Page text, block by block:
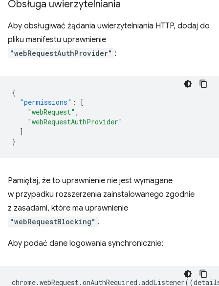
Obsługa uwierzytelniania
Aby obsługiwać żądania uwierzytelniania HTTP, dodaj do
pliku manifestu uprawnienie
"webRequestAuthProvider" :
{
"permissions" :
[
"webRequest" ,
"webRequestAuthProvider"
]
}
Pamiętaj, że to uprawnienie nie jest wymagane
w przypadku rozszerzenia zainstalowanego zgodnie
z zasadami, które ma uprawnienie
"webRequestBlocking" .
Aby podać dane logowania synchronicznie:
chrome.webRequest.onAuthRequired .addListener((